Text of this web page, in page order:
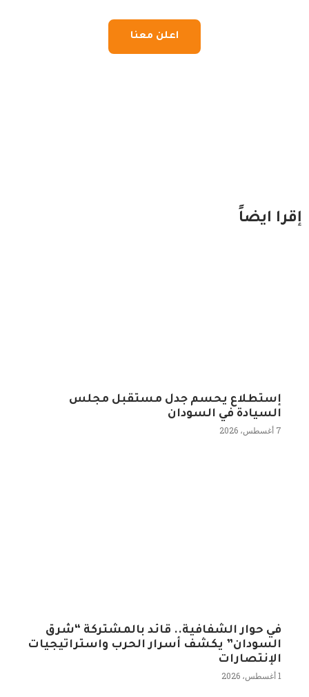
اعلن معنا
إقرا ايضاً
إستطلاع يحسم جدل مستقبل مجلس
السيادة في السودان
7 أغسطس، 2026
في حوار الشفافية.. قائد بالمشتركة “شرق
السودان” يكشف أسرار الحرب واستراتيجيات
الإنتصارات
1 أغسطس، 2026